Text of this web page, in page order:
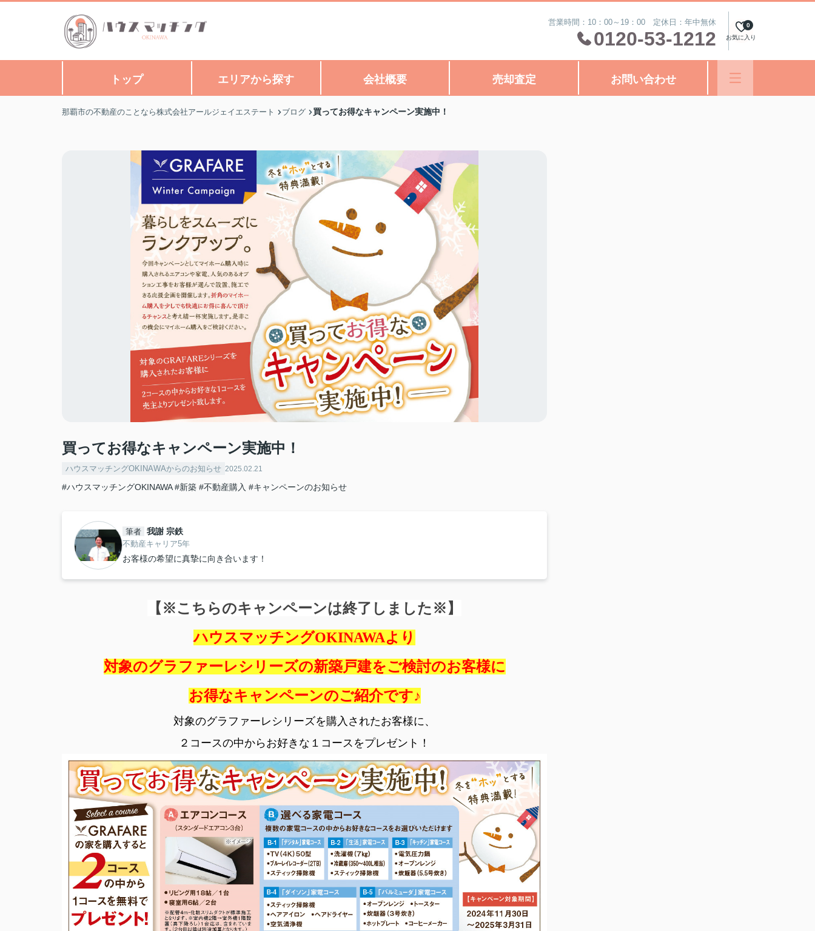
営業時間：10：00～19：00 定休日：年中無休
0120-53-1212 お気に入り
0
トップ エリアから探す 会社概要 売却査定 お問い合わせ
那覇市の不動産のことなら株式会社アールジェイエステート ブログ 買ってお得なキャンペーン実施中！
買ってお得なキャンペーン実施中！
ハウスマッチングOKINAWAからのお知らせ 2025.02.21
#ハウスマッチングOKINAWA #新築 #不動産購入 #キャンペーンのお知らせ
筆者 我謝 宗鉄
不動産キャリア5年
お客様の希望に真摯に向き合います！
【※こちらのキャンペーンは終了しました※】
ハウスマッチングOKINAWAより
対象のグラファーレシリーズの新築戸建をご検討のお客様に
お得なキャンペーンのご紹介です♪
対象のグラファーレシリーズを購入されたお客様に、
２コースの中からお好きな１コースをプレゼント！